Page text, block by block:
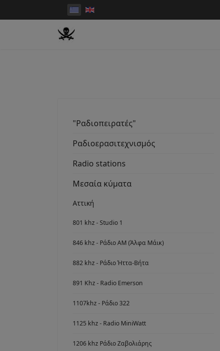
"Ραδιοπειρατές"
Ραδιοερασιτεχνισμός
Radio stations
Μεσαία κύματα
Αττική
801 khz - Studio 1
846 khz - Ράδιο ΑΜ (Άλφα Μάικ)
882 khz - Ράδιο Ήττα-Βήτα
891 Khz - Radio Emerson
1107khz - Ράδιο 322
1125 khz - Radio MiniWatt
1206 khz Ράδιο Ζαβολιάρης